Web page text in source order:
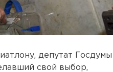
депутат Госдумы
свой выбор,